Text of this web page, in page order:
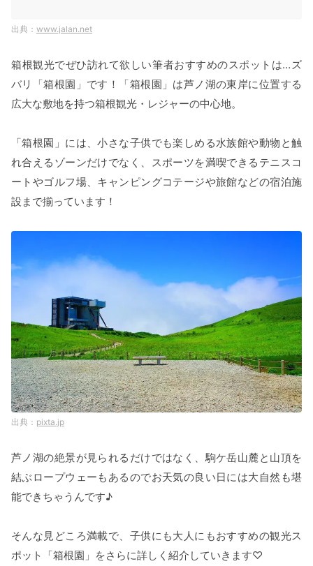
www.jalan.net
箱根観光でぜひ訪れて欲しい筆者おすすめのスポットは…ズ
バリ「箱根園」です！「箱根園」は芦ノ湖の東岸に位置する
広大な敷地を持つ箱根観光・レジャーの中心地。
「箱根園」には、小さな子供でも楽しめる水族館や動物と触
れ合えるゾーンだけでなく、スポーツを満喫できるテニスコ
ートやゴルフ場、キャンピングコテージや旅館などの宿泊施
設まで揃っています！
pixta.jp
芦ノ湖の絶景が見られるだけではなく、駒ケ岳山麓と山頂を
結ぶロープウェーもあるのでお天気の良い日には大自然も堪
能できちゃうんです♪
そんな見どころ満載で、子供にも大人にもおすすめの観光ス
ポット「箱根園」をさらに詳しく紹介していきます♡